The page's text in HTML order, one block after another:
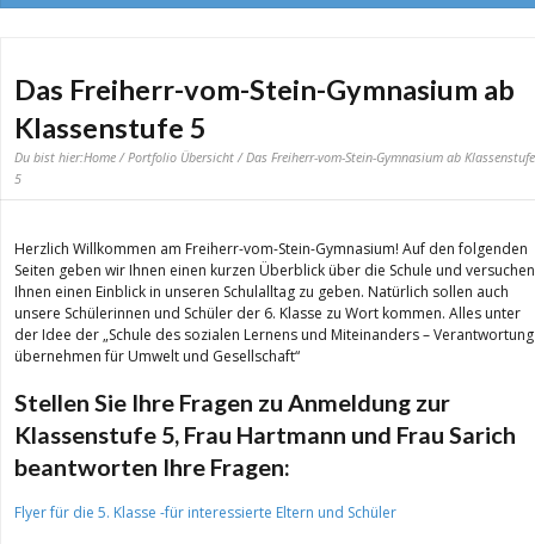
Das Freiherr-vom-Stein-Gymnasium ab
Klassenstufe 5
Du bist hier:Home/Portfolio Übersicht/ Das Freiherr-vom-Stein-Gymnasium ab Klassenstufe
5
Herzlich Willkommen am Freiherr-vom-Stein-Gymnasium! Auf den folgenden
Seiten geben wir Ihnen einen kurzen Überblick über die Schule und versuchen
Ihnen einen Einblick in unseren Schulalltag zu geben. Natürlich sollen auch
unsere Schülerinnen und Schüler der 6. Klasse zu Wort kommen. Alles unter
der Idee der „Schule des sozialen Lernens und Miteinanders – Verantwortung
übernehmen für Umwelt und Gesellschaft“
Stellen Sie Ihre Fragen zu Anmeldung zur
Klassenstufe 5, Frau Hartmann und Frau Sarich
beantworten Ihre Fragen:
Flyer für die 5. Klasse -für interessierte Eltern und Schüler